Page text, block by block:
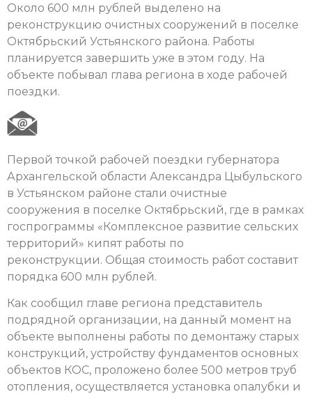
Около 600 млн рублей выделено на
реконструкцию очистных сооружений в поселке
Октябрьский Устьянского района. Работы
планируется завершить уже в этом году. На
объекте побывал глава региона в ходе рабочей
поездки.
Первой точкой рабочей поездки губернатора
Архангельской области Александра Цыбульского
в Устьянском районе стали очистные
сооружения в поселке Октябрьский, где в рамках
госпрограммы «Комплексное развитие сельских
территорий» кипят работы по
реконструкции. Общая стоимость работ составит
порядка 600 млн рублей.
Как сообщил главе региона представитель
подрядной организации, на данный момент на
объекте выполнены работы по демонтажу старых
конструкций, устройству фундаментов основных
объектов КОС, проложено более 500 метров труб
отопления, осуществляется установка опалубки и